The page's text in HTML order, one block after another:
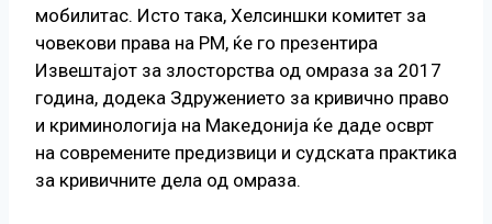
мобилитас. Исто така, Хелсиншки комитет за
човекови права на РМ, ќе го презентира
Извештајот за злосторства од омраза за 2017
година, додека Здружението за кривично право
и криминологија на Македонија ќе даде осврт
на современите предизвици и судската практика
за кривичните дела од омраза.